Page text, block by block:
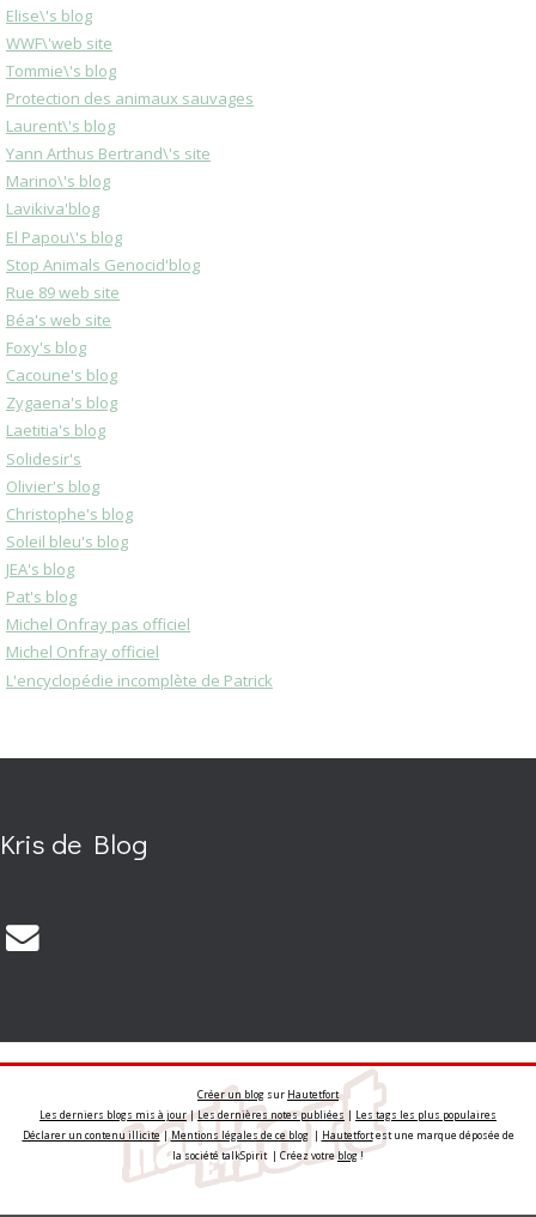
Elise\'s blog
WWF\'web site
Tommie\'s blog
Protection des animaux sauvages
Laurent\'s blog
Yann Arthus Bertrand\'s site
Marino\'s blog
Lavikiva'blog
El Papou\'s blog
Stop Animals Genocid'blog
Rue 89 web site
Béa's web site
Foxy's blog
Cacoune's blog
Zygaena's blog
Laetitia's blog
Solidesir's
Olivier's blog
Christophe's blog
Soleil bleu's blog
JEA's blog
Pat's blog
Michel Onfray pas officiel
Michel Onfray officiel
L'encyclopédie incomplète de Patrick
Kris de Blog
Créer un blog sur Hautetfort
Les derniers blogs mis à jour|Les dernières notes publiées | Les tags les plus populaires
Déclarer un contenu illicite|Mentions légales de ce blog| Hautetfortest une marque déposée de
la société talkSpirit | Créez votreblog!